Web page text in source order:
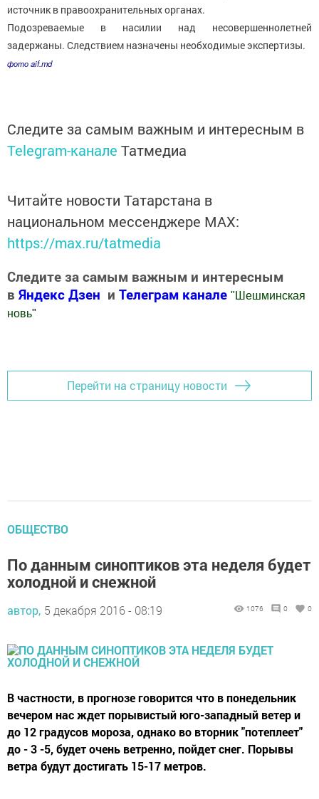
источник в правоохранительных органах.
Подозреваемые в насилии над несовершеннолетней
задержаны. Следствием назначены необходимые экспертизы.
фото aif.md
Следите за самым важным и интересным в
Telegram-канале Татмедиа
Читайте новости Татарстана в
национальном мессенджере MАХ:
https://max.ru/tatmedia
Следите за самым важным и интересным
в Яндекс Дзен и Телеграм канале " Шешминская
новь"
Перейти на страницу новости
ОБЩЕСТВО
По данным синоптиков эта неделя будет
холодной и снежной
автор, 5 декабря 2016 - 08:19 1076 0 0
В частности, в прогнозе говорится что в понедельник
вечером нас ждет порывистый юго-западный ветер и
до 12 градусов мороза, однако во вторник "потеплеет"
до - 3 -5, будет очень ветренно, пойдет снег. Порывы
ветра будут достигать 15-17 метров.